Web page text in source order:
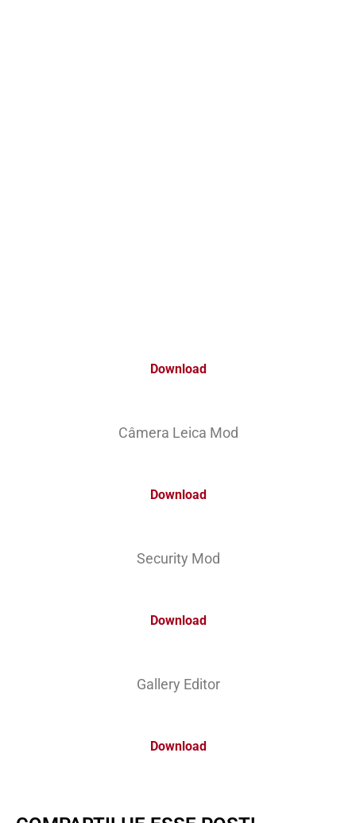
Download
Câmera Leica Mod
Download
Security Mod
Download
Gallery Editor
Download